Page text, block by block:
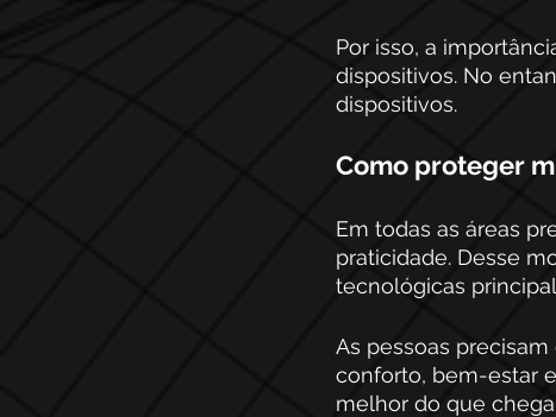
Por isso, a
dispositivos. No
dispositivos.
Como proteger
Em todas as áreas
praticidade. Desse
tecnológicas
As pessoas
conforto, bem-estar
melhor do que